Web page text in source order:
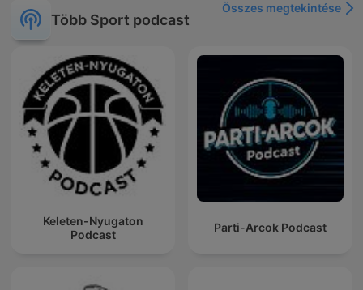
Több Sport podcast
Összes megtekintése
Keleten-Nyugaton
Podcast
Parti-Arcok Podcast